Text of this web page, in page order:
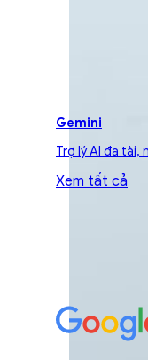
Gemini
Trợ lý AI đa tài,
Xem tất cả